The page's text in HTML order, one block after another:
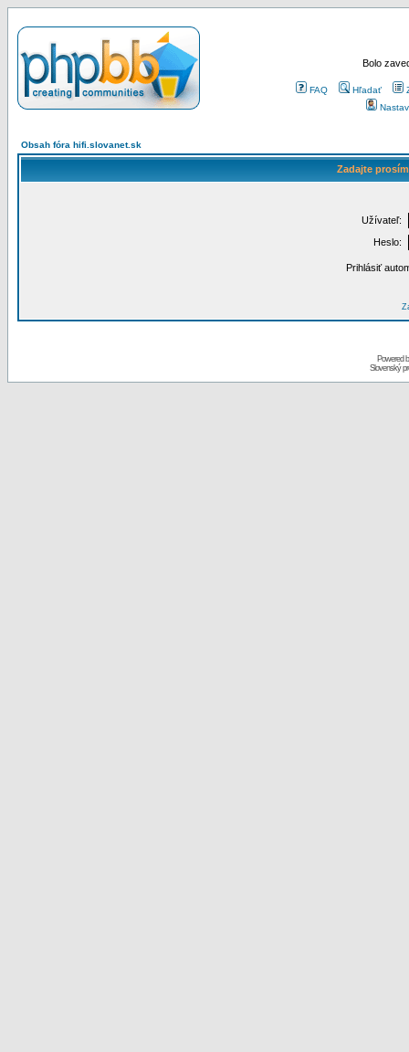
Bolo
FAQ Hľadať
Obsah fóra hifi.slovanet.sk
Zadajte
Užívateľ:
Heslo:
Prihlásiť
Powered
Slovenský